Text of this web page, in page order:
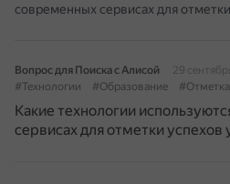
современных сервисах для
Вопрос для Поиска с Алисой
29 сентября
#Технологии
#Образование #Отметка
Какие технологии
сервисах для отметки успехов